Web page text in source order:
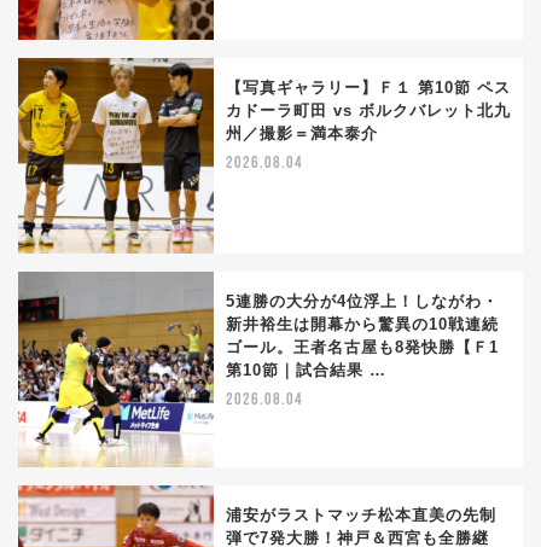
【写真ギャラリー】Ｆ１ 第10節 ペス
カドーラ町田 vs ボルクバレット北九
州／撮影＝満本泰介
2026.08.04
5連勝の大分が4位浮上！しながわ・
新井裕生は開幕から驚異の10戦連続
ゴール。王者名古屋も8発快勝【Ｆ1
第10節｜試合結果 …
2026.08.04
浦安がラストマッチ松本直美の先制
弾で7発大勝！神戸＆西宮も全勝継